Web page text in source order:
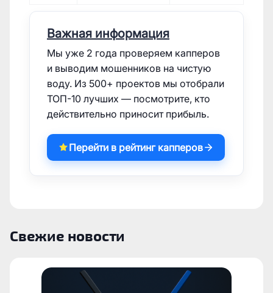
Важная информация
Мы уже 2 года проверяем капперов
и выводим мошенников на чистую
воду. Из 500+ проектов мы отобрали
ТОП-10 лучших — посмотрите, кто
действительно приносит прибыль.
Перейти в рейтинг капперов
Свежие новости